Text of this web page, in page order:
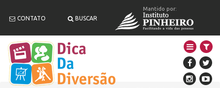
CONTATO BUSCAR
Mantido por: